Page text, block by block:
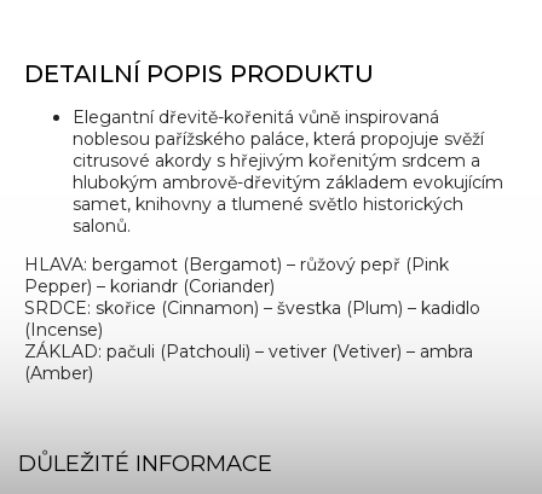
DETAILNÍ POPIS PRODUKTU
Elegantní dřevitě-kořenitá vůně inspirovaná
noblesou pařížského paláce, která propojuje svěží
citrusové akordy s hřejivým kořenitým srdcem a
hlubokým ambrově-dřevitým základem evokujícím
samet, knihovny a tlumené světlo historických
salonů.
HLAVA: bergamot (Bergamot) – růžový pepř (Pink
Pepper) – koriandr (Coriander)
SRDCE: skořice (Cinnamon) – švestka (Plum) – kadidlo
(Incense)
ZÁKLAD: pačuli (Patchouli) – vetiver (Vetiver) – ambra
(Amber)
DŮLEŽITÉ INFORMACE